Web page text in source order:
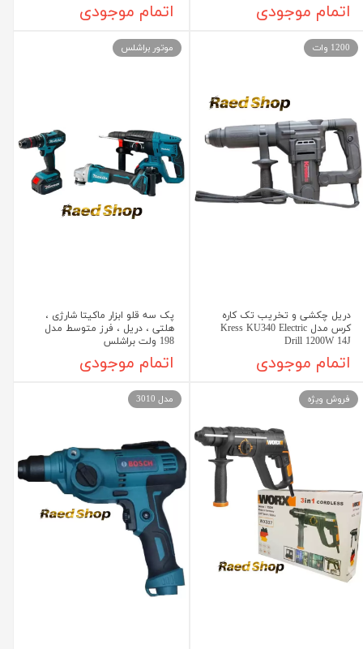
اتمام موجودی اتمام موجودی
دریل چکشی و تخریب تک کاره
کرس مدل Kress KU340 Electric
Drill 1200W 14J
اتمام موجودی
1200 وات
پک سه قلو ابزار ماکیتا شارژی ،
هلتی ، دریل ، فرز متوسط مدل
198 ولت براشلس
اتمام موجودی
موتور براشلس
فروش ویژه مدل 3010